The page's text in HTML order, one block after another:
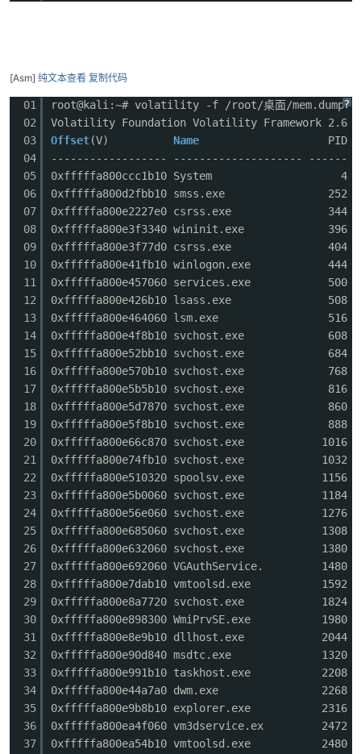
[Asm] 纯文本查看 复制代码
?
01
02
03
04
05
06
07
08
09
10
11
12
13
14
15
16
17
18
19
20
21
22
23
24
25
26
27
28
29
30
31
32
33
34
35
36
37
root@kali:~# volatility -f /root/桌面/mem.dump
Volatility Foundation Volatility Framework 2.6
Offset(V) Name
------------------ -------------------- ------
0xfffffa800ccc1b10
0xfffffa800d2fbb10
0xfffffa800e2227e0
0xfffffa800e3f3340
0xfffffa800e3f77d0
0xfffffa800e41fb10
0xfffffa800e457060
0xfffffa800e426b10
0xfffffa800e464060
0xfffffa800e4f8b10
0xfffffa800e52bb10
0xfffffa800e570b10
0xfffffa800e5b5b10
0xfffffa800e5d7870
0xfffffa800e5f8b10
0xfffffa800e66c870
0xfffffa800e74fb10
0xfffffa800e510320
0xfffffa800e5b0060
0xfffffa800e56e060
0xfffffa800e685060
0xfffffa800e632060
0xfffffa800e692060
0xfffffa800e7dab10
0xfffffa800e8a7720
0xfffffa800e898300
0xfffffa800e8e9b10
0xfffffa800e90d840
0xfffffa800e991b10
0xfffffa800e44a7a0
0xfffffa800e9b8b10
0xfffffa800ea4f060
0xfffffa800ea54b10